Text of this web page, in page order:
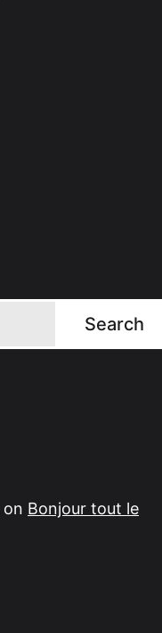
Search
on Bonjour tout le